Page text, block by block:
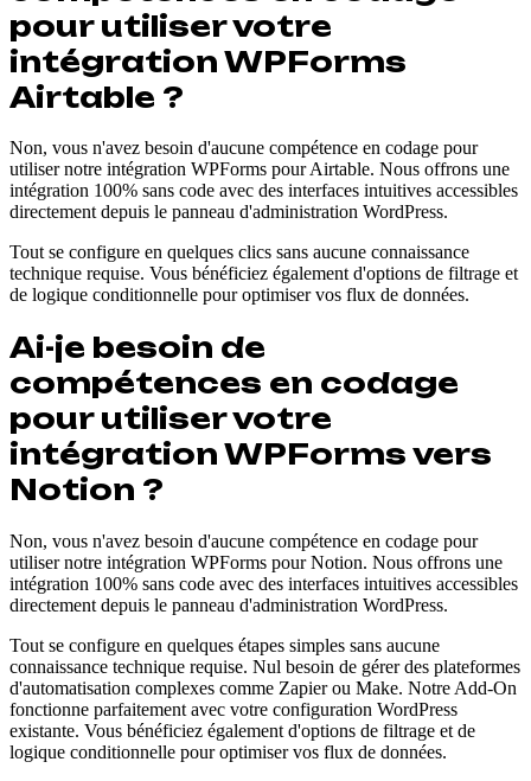
pour utiliser votre
intégration WPForms
Airtable ?
Non, vous n'avez besoin d'aucune compétence en codage pour
utiliser notre intégration WPForms pour Airtable. Nous offrons une
intégration 100% sans code avec des interfaces intuitives accessibles
directement depuis le panneau d'administration WordPress.
Tout se configure en quelques clics sans aucune connaissance
technique requise. Vous bénéficiez également d'options de filtrage et
de logique conditionnelle pour optimiser vos flux de données.
Ai-je besoin de
compétences en codage
pour utiliser votre
intégration WPForms vers
Notion ?
Non, vous n'avez besoin d'aucune compétence en codage pour
utiliser notre intégration WPForms pour Notion. Nous offrons une
intégration 100% sans code avec des interfaces intuitives accessibles
directement depuis le panneau d'administration WordPress.
Tout se configure en quelques étapes simples sans aucune
connaissance technique requise. Nul besoin de gérer des plateformes
d'automatisation complexes comme Zapier ou Make. Notre Add-On
fonctionne parfaitement avec votre configuration WordPress
existante. Vous bénéficiez également d'options de filtrage et de
logique conditionnelle pour optimiser vos flux de données.